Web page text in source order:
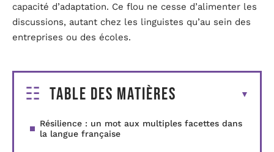
capacité d’adaptation. Ce flou ne cesse d’alimenter les
discussions, autant chez les linguistes qu’au sein des
entreprises ou des écoles.
Table des matières
Résilience : un mot aux multiples facettes dans
la langue française